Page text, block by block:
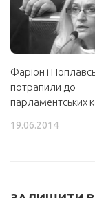
Фаріон і
потрапили до
парламентських
19.06.2014